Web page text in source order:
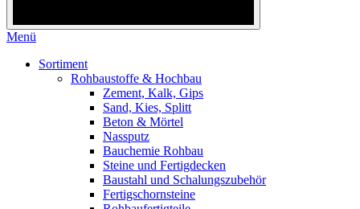
Menü
Sortiment
Rohbaustoffe & Hochbau
Zement, Kalk, Gips
Sand, Kies, Splitt
Beton & Mörtel
Nassputz
Bauchemie Rohbau
Steine und Fertigdecken
Baustahl und Schalungszubehör
Fertigschornsteine